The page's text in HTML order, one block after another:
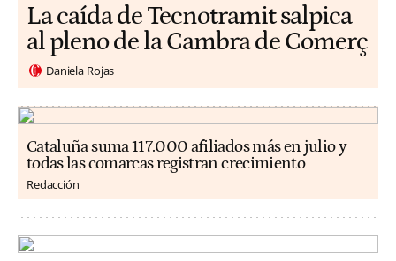
La caída de Tecnotramit salpica
al pleno de la Cambra de Comerç
Daniela Rojas
Cataluña suma 117.000 afiliados más en julio y
todas las comarcas registran crecimiento
Redacción